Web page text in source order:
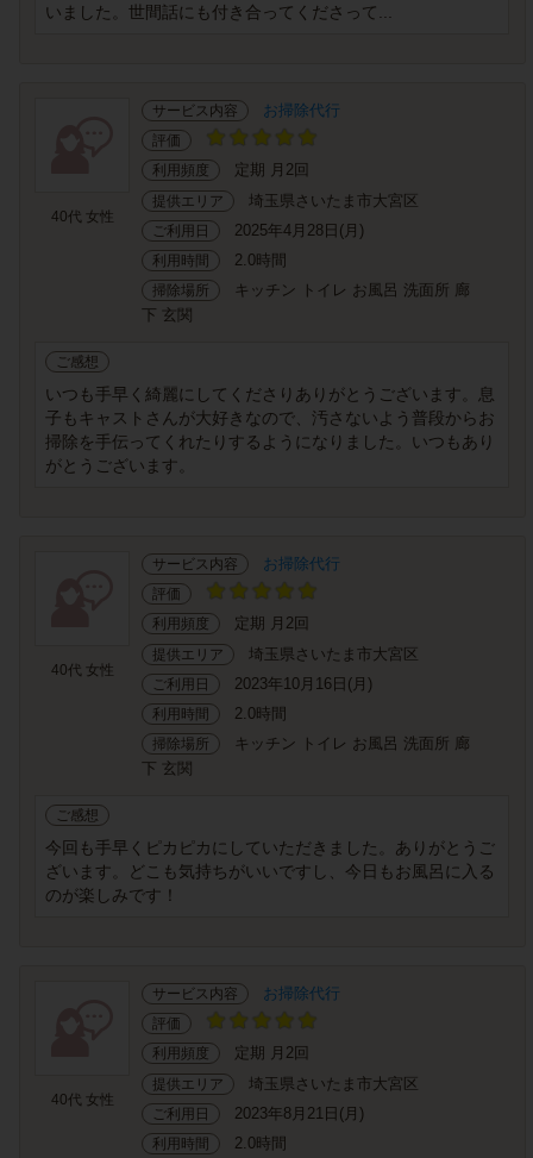
いました。世間話にも付き合ってくださって...
40代 女性
サービス内容 お掃除代行
評価
利用頻度
定期 月2回
提供エリア 埼玉県さいたま市大宮区
ご利用日 2025年4月28日(月)
利用時間 2.0時間
掃除場所
キッチン トイレ お風呂 洗面所 廊
下 玄関
ご感想
いつも手早く綺麗にしてくださりありがとうございます。息
子もキャストさんが大好きなので、汚さないよう普段からお
掃除を手伝ってくれたりするようになりました。いつもあり
がとうございます。
40代 女性
サービス内容 お掃除代行
評価
利用頻度
定期 月2回
提供エリア 埼玉県さいたま市大宮区
ご利用日 2023年10月16日(月)
利用時間 2.0時間
掃除場所
キッチン トイレ お風呂 洗面所 廊
下 玄関
ご感想
今回も手早くピカピカにしていただきました。ありがとうご
ざいます。どこも気持ちがいいですし、今日もお風呂に入る
のが楽しみです！
40代 女性
サービス内容 お掃除代行
評価
利用頻度
定期 月2回
提供エリア 埼玉県さいたま市大宮区
ご利用日 2023年8月21日(月)
利用時間 2.0時間